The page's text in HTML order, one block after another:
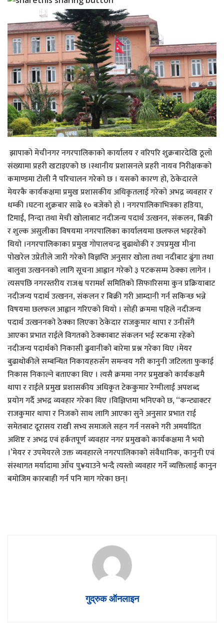
झापाको मेचीनगर नगरपालिकाको कार्यालय र वरिपरि शुक्रबारदेखि ठूलो
संख्यामा प्रहरी खटाइएको छ ।स्थानीय प्रशासनले प्रहरी नायव निरीक्षकको
कमाण्डमा टोली नै परिचालन गरेको छ । यसको कारण हो, ठेकेदारले
मेयरकै कार्यकक्षमा प्रमुख प्रशासकीय अधिकृतलाई गरेको अभद्र व्यवहार र
धम्की ।घटना शुक्रबार साढे १० बजेको हो । नगरपालिकाभित्रका हडिया,
टिमाई, निन्दा तथा मेची खोलाबाट नदीजन्य पदार्थ उत्खनन, संकलन, बिक्री
र शुल्क असुलीका विषयमा नगरपालिका कार्यालयमा छलफल भइरहेको
थियो ।नगरपालिकाका प्रमुख गोपालचन्द्र बुढाथोकी र उपप्रमुख मीना
पोखरेल उप्रेतीले जारी गरेको विज्ञप्ति अनुसार खोला तथा नदीबाट ढुंगा तथा
बालुवा उत्खननको लागि सूचना आह्वान गरेको ३ पटकसम्म ठेक्का लागेन ।
त्यसपछि नगरस्तरीय राजश्व परामर्श समितिको सिफारिसमा कुन प्रक्रियाबाट
नदीजन्य पदार्थ उत्खनन, संकलन र बिक्री गरी आम्दानी गर्न सकिन्छ भन्ने
विषयमा छलफल आह्वान गरिएको थियो । सोही क्रममा पहिले नदीजन्य
पदार्थ उत्खननको ठेक्का लिएका ठेकेदार राजकुमार थापा र उनीसँगै
आएका प्रभात राईले विगतको ठेक्काबाट संकलन भई स्टकमा रहेको
नदीजन्य पदार्थको निकासी ढुवानीको बारेमा प्रश्न गरेका थिए ।मेयर
बुढाथोकीले सम्बन्धित निकायहरुसँग समन्वय गरी कानुनी जटिलता फुकाई
निकास निकाल्ने बताएका थिए । त्यसै क्रममा नगर प्रमुखको कार्यकक्षमै
थापा र राईले प्रमुख प्रशासकीय अधिकृत टेककुमार रेग्मीलाई अपशब्द
प्रयोग गर्दै अभद्र व्यवहार गरेका थिए ।विज्ञिप्तमा भनिएको छ, ‘‘कन्ट्याक्टर
राजकुमार थापा र निजको साथ लागि आएका सुने अनुसार प्रभात राई
समेतबाट दूरासय राखी सभ्य समाजले सहन गर्न नसक्ने गरी अमर्यादित
अशिष्ट र अभद्र एवं हर्कतपूर्ण व्यवहार नगर प्रमुखको कार्यकक्षमा नै भयो
।’मेयर र उपमेयरले उक्त व्यवहारले नगरपालिकाको संवैधानिक, कानुनी एवं
संस्थागत मर्यादामा आँच पु¥याउने भन्दै त्यस्तो व्यवहार गर्ने व्यक्तिलाई कानुन
बमोजिम कारबाही गर्न पनि माग गरेका छन्।
गुद्रुक ऑनलाइन